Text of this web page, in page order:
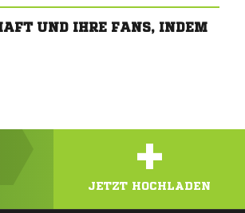
UND IHRE FANS, INDEM
+
JETZT HOCHLADEN